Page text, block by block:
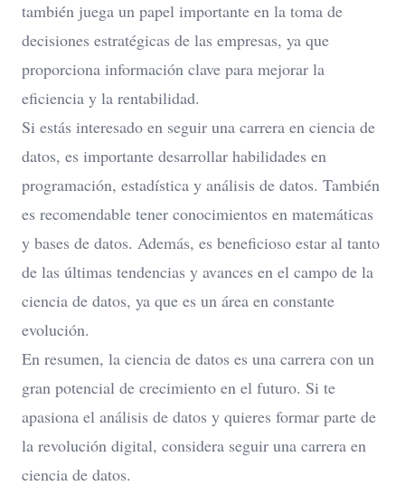
también juega un papel importante en la toma de
decisiones estratégicas de las empresas, ya que
proporciona información clave para mejorar la
eficiencia y la rentabilidad.
Si estás interesado en seguir una carrera en ciencia de
datos, es importante desarrollar habilidades en
programación, estadística y análisis de datos. También
es recomendable tener conocimientos en matemáticas
y bases de datos. Además, es beneficioso estar al tanto
de las últimas tendencias y avances en el campo de la
ciencia de datos, ya que es un área en constante
evolución.
En resumen, la ciencia de datos es una carrera con un
gran potencial de crecimiento en el futuro. Si te
apasiona el análisis de datos y quieres formar parte de
la revolución digital, considera seguir una carrera en
ciencia de datos.